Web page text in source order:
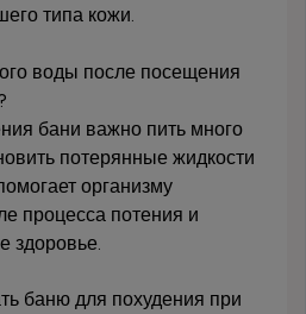
типа кожи.
воды после посещения
бани важно пить много
потерянные жидкости
организму
процесса потения и
здоровье.
баню для похудения при